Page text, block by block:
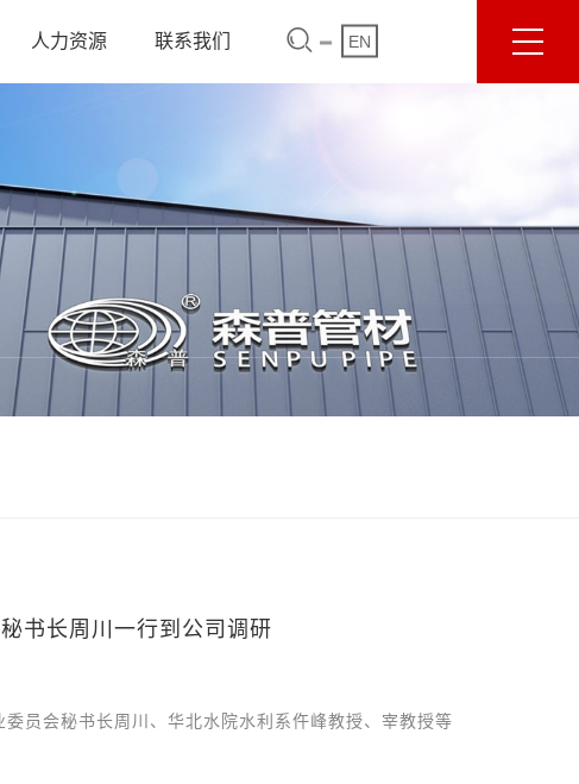
EN
人力资源 联系我们
书长周川一行到公司调研
员会秘书长周川、华北水院水利系仵峰教授、宰教授等